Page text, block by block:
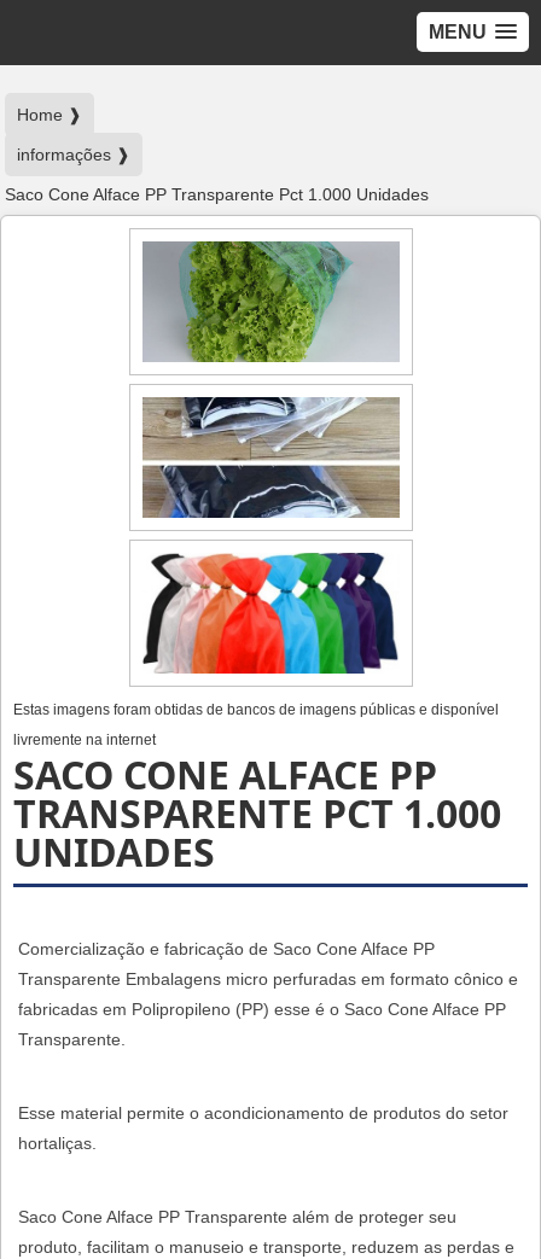
MENU
Home ❱
informações ❱
Saco Cone Alface PP Transparente Pct 1.000 Unidades
Estas imagens foram obtidas de bancos de imagens públicas e disponível
livremente na internet
SACO CONE ALFACE PP
TRANSPARENTE PCT 1.000
UNIDADES
Comercialização e fabricação de Saco Cone Alface PP
Transparente Embalagens micro perfuradas em formato cônico e
fabricadas em Polipropileno (PP) esse é o Saco Cone Alface PP
Transparente.
Esse material permite o acondicionamento de produtos do setor
hortaliças.
Saco Cone Alface PP Transparente além de proteger seu
produto, facilitam o manuseio e transporte, reduzem as perdas e